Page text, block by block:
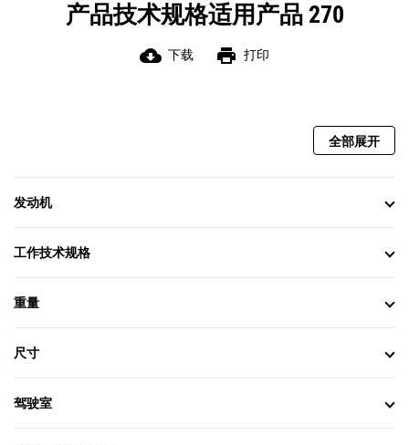
产品技术规格适用产品 270
cloud_download 下载 print 打印
全部展开
发动机
工作技术规格
重量
尺寸
驾驶室